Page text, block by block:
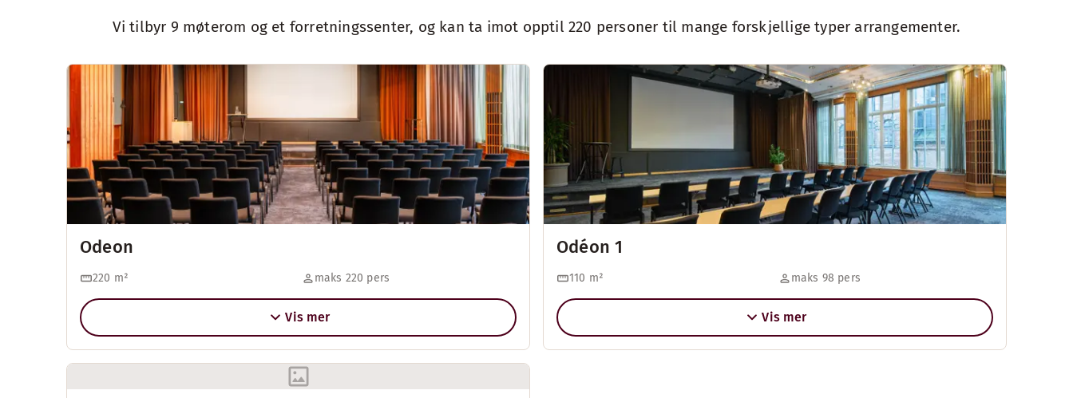
Vi tilbyr 9 møterom og et forretningssenter, og kan ta imot opptil 220 personer til mange forskjellige typer arrangementer.
Odeon
220 m² maks 220 pers
Vis mer
Odéon 1
110 m² maks 98 pers
Vis mer